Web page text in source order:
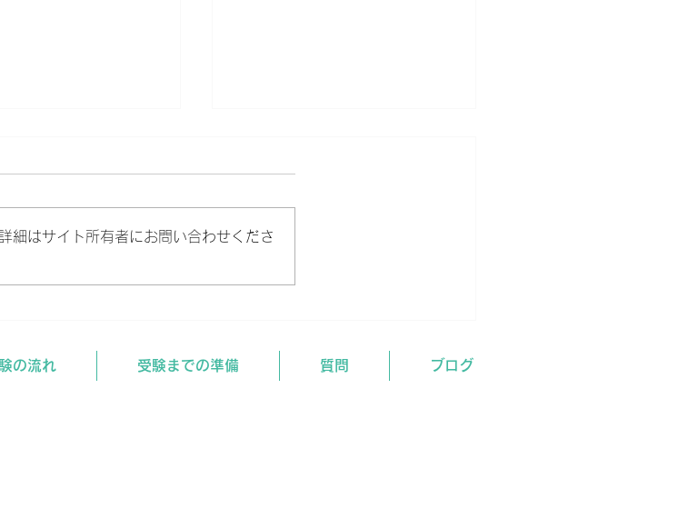
12月イベント及び開校情報
細はサイト所有者にお問い合わせくださ
の流れ 受験までの準備 質問 ブログ